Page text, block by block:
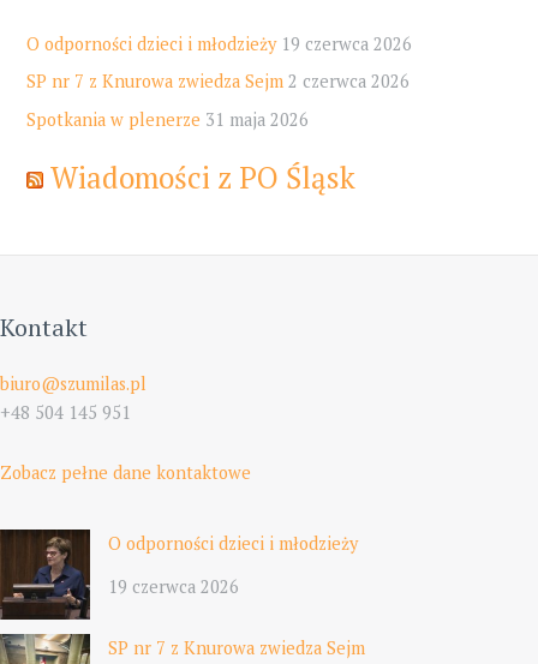
O odporności dzieci i młodzieży 19 czerwca 2026
SP nr 7 z Knurowa zwiedza Sejm 2 czerwca 2026
Spotkania w plenerze 31 maja 2026
Wiadomości z PO Śląsk
Kontakt
biuro@szumilas.pl
+48 504 145 951
Zobacz pełne dane kontaktowe
O odporności dzieci i młodzieży
19 czerwca 2026
SP nr 7 z Knurowa zwiedza Sejm